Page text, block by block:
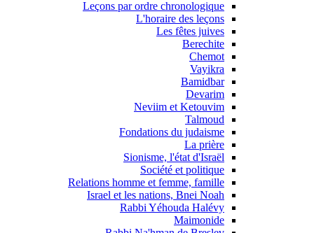
Leçons par ordre chronologique
L'horaire des leçons
Les fêtes juives
Berechite
Chemot
Vayikra
Bamidbar
Devarim
Neviim et Ketouvim
Talmoud
Fondations du judaisme
La prière
Sionisme, l'état d'Israël
Société et politique
Relations homme et femme, famille
Israel et les nations, Bnei Noah
Rabbi Yéhouda Halévy
Maimonide